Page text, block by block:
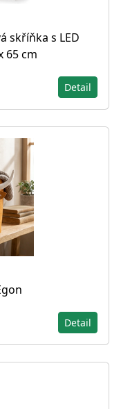
skříňka s LED
65 cm
Detail
Detail